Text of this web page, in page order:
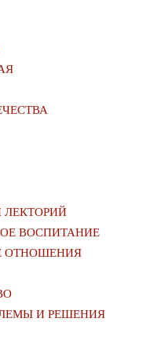
ЛЕКТОРИЙ
ВОСПИТАНИЕ
ОТНОШЕНИЯ
И РЕШЕНИЯ